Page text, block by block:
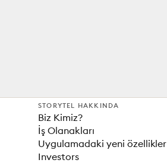
STORYTEL HAKKINDA
Biz Kimiz?
İş Olanakları
Uygulamadaki yeni özellikler
Investors